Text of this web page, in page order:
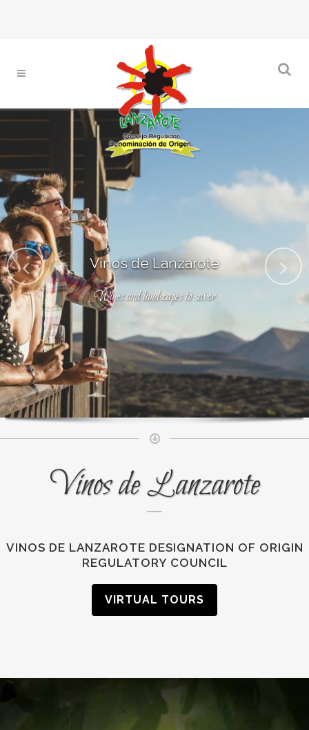
Vinos de Lanzarote
Wines and landscapes to savor
Vinos de Lanzarote
VINOS DE LANZAROTE DESIGNATION OF ORIGIN
REGULATORY COUNCIL
VIRTUAL TOURS